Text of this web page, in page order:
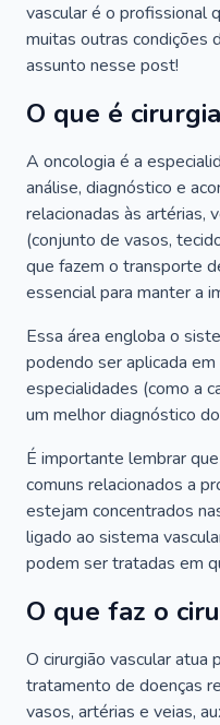
vascular é o profissional
muitas outras condições
assunto nesse post!
O que é
A oncologia é a
análise, diagnóstico e
relacionadas às artérias,
(conjunto de vasos,
que fazem o transporte
essencial para manter a
Essa área engloba o
podendo ser aplicada
especialidades (como a
um melhor diagnóstico
É importante lembrar
comuns relacionados a
estejam concentrados
ligado ao sistema
podem ser tratadas em
O que faz o
O cirurgião vascular atua
tratamento de doenças
vasos, artérias e veias,